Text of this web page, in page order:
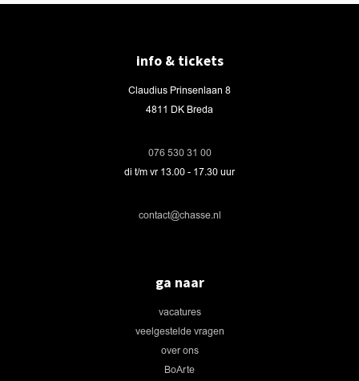
info & tickets
Claudius Prinsenlaan 8
4811 DK Breda
076 530 31 00
di t/m vr 13.00 - 17.30 uur
contact@chasse.nl
ga naar
vacatures
veelgestelde vragen
over ons
BoArte